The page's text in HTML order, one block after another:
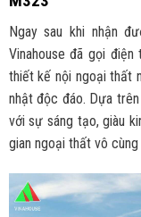
Ngay sau khi nhận
Vinahouse đã gọi
thiết kế nội ngoại thất
nhật độc đáo. Dựa
với sự sáng tạo, giàu
gian ngoại thất vô